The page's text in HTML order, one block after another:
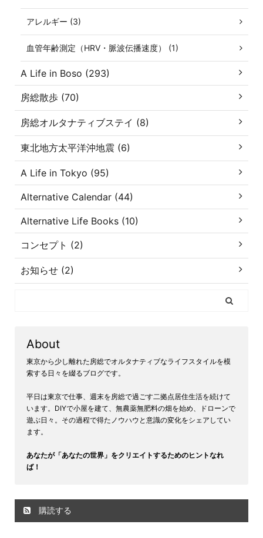
アレルギー (3)
血管年齢測定（HRV・脈波伝播速度） (1)
A Life in Boso (293)
房総散歩 (70)
房総オルタナティブステイ (8)
東北地方太平洋沖地震 (6)
A Life in Tokyo (95)
Alternative Calendar (44)
Alternative Life Books (10)
コンセプト (2)
お知らせ (2)
About
東京から少し離れた房総でオルタナティブなライフスタイルを模
索する日々を綴るブログです。
平日は東京で仕事、週末を房総で過ごす二拠点居住生活を続けて
います。DIYで小屋を建て、無農薬無肥料の畑を始め、ドローンで
遊ぶ日々。その過程で得たノウハウと意識の変化をシェアしてい
ます。
あなたが「あなたの世界」をクリエイトするためのヒントなれ
ば！
購読する